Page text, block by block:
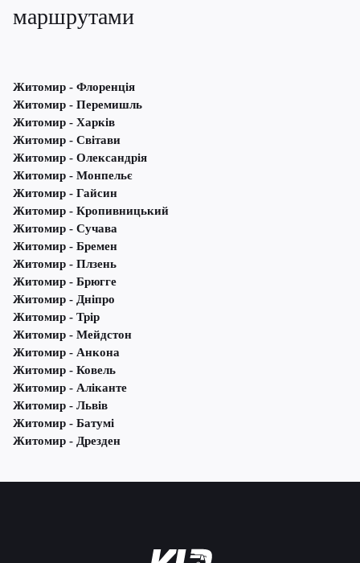
маршрутами
Житомир - Флоренція
Житомир - Перемишль
Житомир - Харків
Житомир - Світави
Житомир - Олександрія
Житомир - Монпельє
Житомир - Гайсин
Житомир - Кропивницький
Житомир - Сучава
Житомир - Бремен
Житомир - Плзень
Житомир - Брюгге
Житомир - Дніпро
Житомир - Трір
Житомир - Мейдстон
Житомир - Анкона
Житомир - Ковель
Житомир - Аліканте
Житомир - Львів
Житомир - Батумі
Житомир - Дрезден